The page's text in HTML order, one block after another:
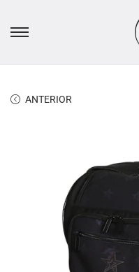
ANTERIOR